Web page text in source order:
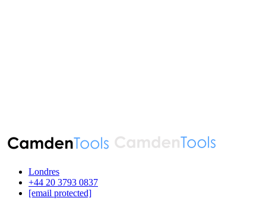
Londres
‪+44 20 3793 0837‬
[email protected]